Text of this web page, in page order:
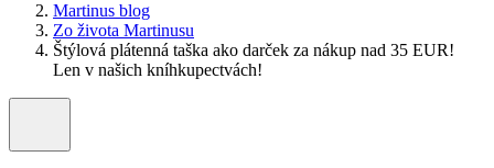
Martinus blog
Zo života Martinusu
Štýlová plátenná taška ako darček za nákup nad 35 EUR!
Len v našich kníhkupectvách!